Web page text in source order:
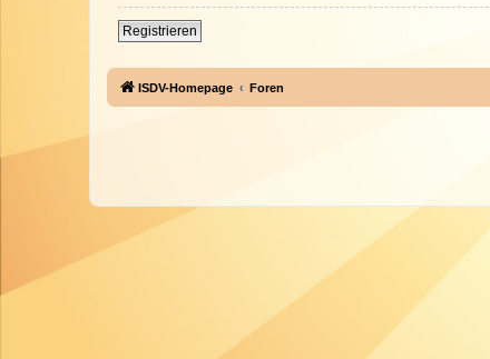
Registrieren
ISDV-Homepage Foren